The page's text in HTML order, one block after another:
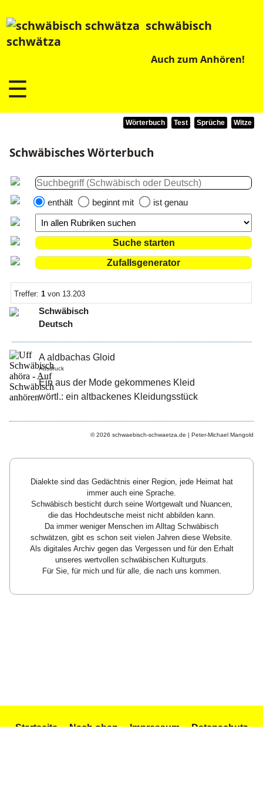
schwäbisch
schwätza
Auch zum Anhören!
☰
Wörterbuch Test Sprüche Witze
Schwäbisches Wörterbuch
enthält beginnt mit ist genau
Treffer: 1 von 13.203
Schwäbisch
Deutsch
A aldbachas Gloid
Ausdruck
Ein aus der Mode gekommenes Kleid
wörtl.: ein altbackenes Kleidungsstück
© 2026 schwaebisch-schwaetza.de | Peter-Michael Mangold
Dialekte sind das Gedächtnis einer Region, jede Heimat hat
immer auch eine Sprache.
Schwäbisch besticht durch seine Wortgewalt und Nuancen,
die das Hochdeutsche meist nicht abbilden kann.
Da immer weniger Menschen im Alltag Schwäbisch
schwätzen, gibt es schon seit vielen Jahren diese Website.
Als digitales Archiv gegen das Vergessen und für den Erhalt
unseres wertvollen schwäbischen Kulturguts.
Für Sie, für mich und für alle, die nach uns kommen.
Startseite Nach oben Impressum Datenschutz